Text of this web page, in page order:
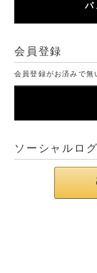
パ
会員登録
会員登録がお済みで無
ソーシャルロ